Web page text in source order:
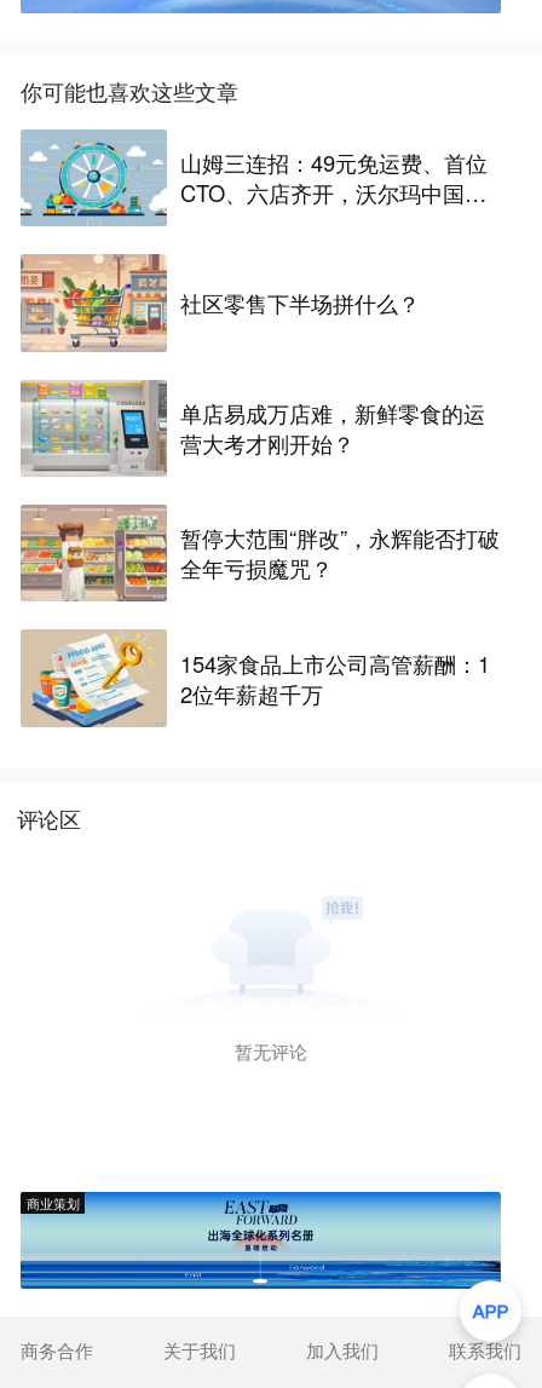
你可能也喜欢这些文章
山姆三连招：49元免运费、首位
CTO、六店齐开，沃尔玛中国在
社区零售下半场拼什么？
单店易成万店难，新鲜零食的运
营大考才刚开始？
暂停大范围“胖改”，永辉能否打破
全年亏损魔咒？
154家食品上市公司高管薪酬：1
2位年薪超千万
评论区
暂无评论
商业策划
商务合作 关于我们 加入我们
联系我们